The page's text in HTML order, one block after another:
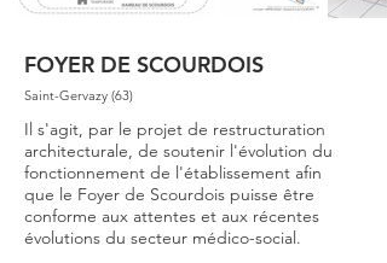
FOYER DE SCOURDOIS
Saint-Gervazy (63)
Il s'agit, par le projet de restructuration
architecturale, de soutenir l'évolution du
fonctionnement de l'établissement afin
que le Foyer de Scourdois puisse être
conforme aux attentes et aux récentes
évolutions du secteur médico-social.